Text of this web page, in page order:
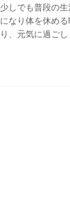
少しでも普段の
になり体を休め
り、元気に過ご